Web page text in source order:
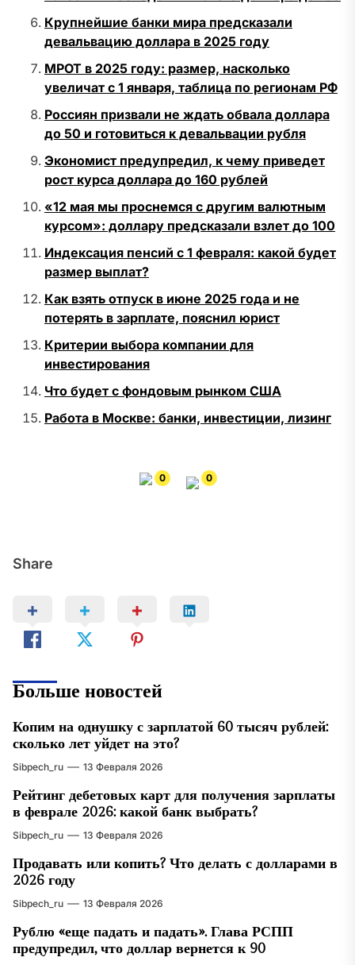
Share
Крупнейшие банки мира предсказали
девальвацию доллара в 2025 году
МРОТ в 2025 году: размер, насколько
увеличат с 1 января, таблица по регионам РФ
Россиян призвали не ждать обвала доллара
до 50 и готовиться к девальвации рубля
Экономист предупредил, к чему приведет
рост курса доллара до 160 рублей
«12 мая мы проснемся с другим валютным
курсом»: доллару предсказали взлет до 100
Индексация пенсий с 1 февраля: какой будет
размер выплат?
Как взять отпуск в июне 2025 года и не
потерять в зарплате, пояснил юрист
Критерии выбора компании для
инвестирования
Что будет с фондовым рынком США
Работа в Москве: банки, инвестиции, лизинг
0 0
Больше новостей
Копим на однушку с зарплатой 60 тысяч рублей:
сколько лет уйдет на это?
Sibpech_ru 13 Февраля 2026
Рейтинг дебетовых карт для получения зарплаты
в феврале 2026: какой банк выбрать?
Sibpech_ru 13 Февраля 2026
Продавать или копить? Что делать с долларами в
2026 году
Sibpech_ru 13 Февраля 2026
Рублю «еще падать и падать». Глава РСПП
предупредил, что доллар вернется к 90